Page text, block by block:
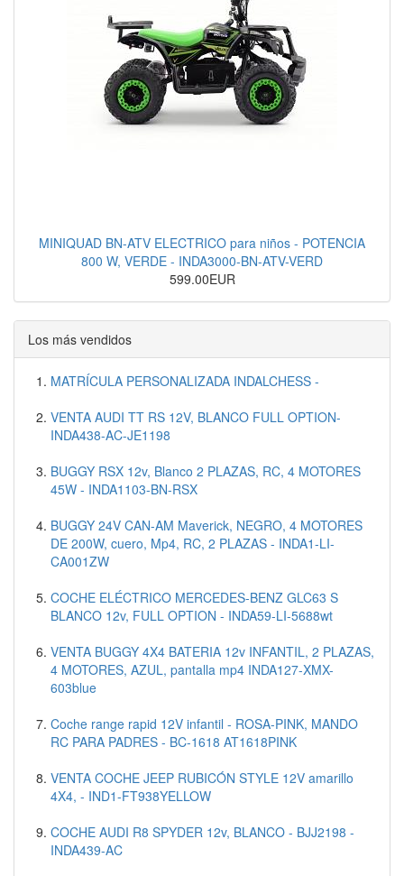
MINIQUAD BN-ATV ELECTRICO para niños - POTENCIA
800 W, VERDE - INDA3000-BN-ATV-VERD
599.00EUR
Los más vendidos
MATRÍCULA PERSONALIZADA INDALCHESS -
VENTA AUDI TT RS 12V, BLANCO FULL OPTION-
INDA438-AC-JE1198
BUGGY RSX 12v, Blanco 2 PLAZAS, RC, 4 MOTORES
45W - INDA1103-BN-RSX
BUGGY 24V CAN-AM Maverick, NEGRO, 4 MOTORES
DE 200W, cuero, Mp4, RC, 2 PLAZAS - INDA1-LI-
CA001ZW
COCHE ELÉCTRICO MERCEDES-BENZ GLC63 S
BLANCO 12v, FULL OPTION - INDA59-LI-5688wt
VENTA BUGGY 4X4 BATERIA 12v INFANTIL, 2 PLAZAS,
4 MOTORES, AZUL, pantalla mp4 INDA127-XMX-
603blue
Coche range rapid 12V infantil - ROSA-PINK, MANDO
RC PARA PADRES - BC-1618 AT1618PINK
VENTA COCHE JEEP RUBICÓN STYLE 12V amarillo
4X4, - IND1-FT938YELLOW
COCHE AUDI R8 SPYDER 12v, BLANCO - BJJ2198 -
INDA439-AC